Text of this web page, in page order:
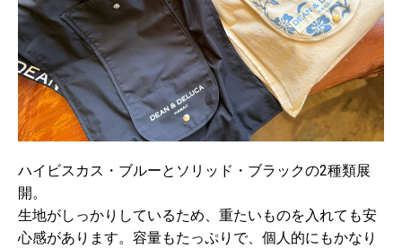
ハイビスカス・ブルーとソリッド・ブラックの2種類展
開。
生地がしっかりしているため、重たいものを入れても安
心感があります。容量もたっぷりで、個人的にもかなり